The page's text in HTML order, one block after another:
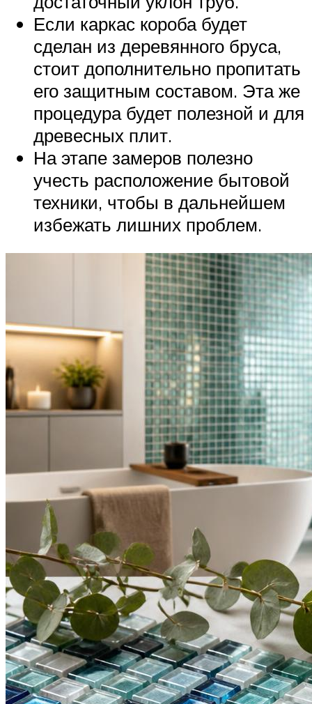
Если каркас короба будет
сделан из деревянного бруса,
стоит дополнительно пропитать
его защитным составом. Эта же
процедура будет полезной и для
древесных плит.
На этапе замеров полезно
учесть расположение бытовой
техники, чтобы в дальнейшем
избежать лишних проблем.